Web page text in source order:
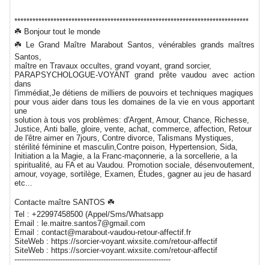
******************************************************************************
☘️ Bonjour tout le monde
☘️ Le Grand Maître Marabout Santos, vénérables grands maîtres
Santos,
maître en Travaux occultes, grand voyant, grand sorcier,
PARAPSYCHOLOGUE-VOYANT grand prête vaudou avec action
dans
l'immédiat,Je détiens de milliers de pouvoirs et techniques magiques
pour vous aider dans tous les domaines de la vie en vous apportant
une
solution à tous vos problèmes: d'Argent, Amour, Chance, Richesse,
Justice, Anti balle, gloire, vente, achat, commerce, affection, Retour
de l'être aimer en 7jours, Contre divorce, Talismans Mystiques,
stérilité féminine et masculin,Contre poison, Hypertension, Sida,
Initiation a la Magie, a la Franc-maçonnerie, a la sorcellerie, a la
spiritualité, au FA et au Vaudou. Promotion sociale, désenvoutement,
amour, voyage, sortilège, Examen, Études, gagner au jeu de hasard
etc...
Contacte maître SANTOS ☘️
Tel : +22997458500 (Appel/Sms/Whatsapp
Email : le.maitre.santos7@gmail.com
Email : contact@marabout-vaudou-retour-affectif.fr
SiteWeb : https://sorcier-voyant.wixsite.com/retour-affectif
SiteWeb : https://sorcier-voyant.wixsite.com/retour-affectif
-----------------------------------------------------------------